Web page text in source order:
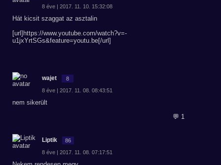
8 éve | 2017. 11. 10. 15:32:08
Hát kicsit szaggat az asztalin
[url]https://www.youtube.com/watch?v=-
u1jxYrtSGs&feature=youtu.be[/url]
wajet 8
8 éve | 2017. 11. 08. 08:43:51
nem sikerült
💬 1
Liptik 86
8 éve | 2017. 11. 08. 07:17:51